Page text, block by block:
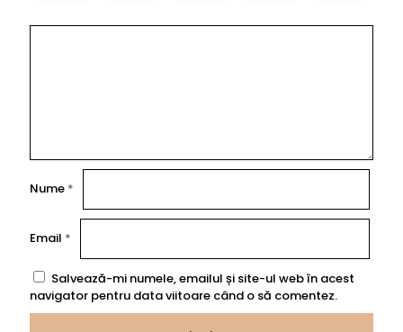
Nume *
Email *
Salvează-mi numele, emailul și site-ul web în acest
navigator pentru data viitoare când o să comentez.